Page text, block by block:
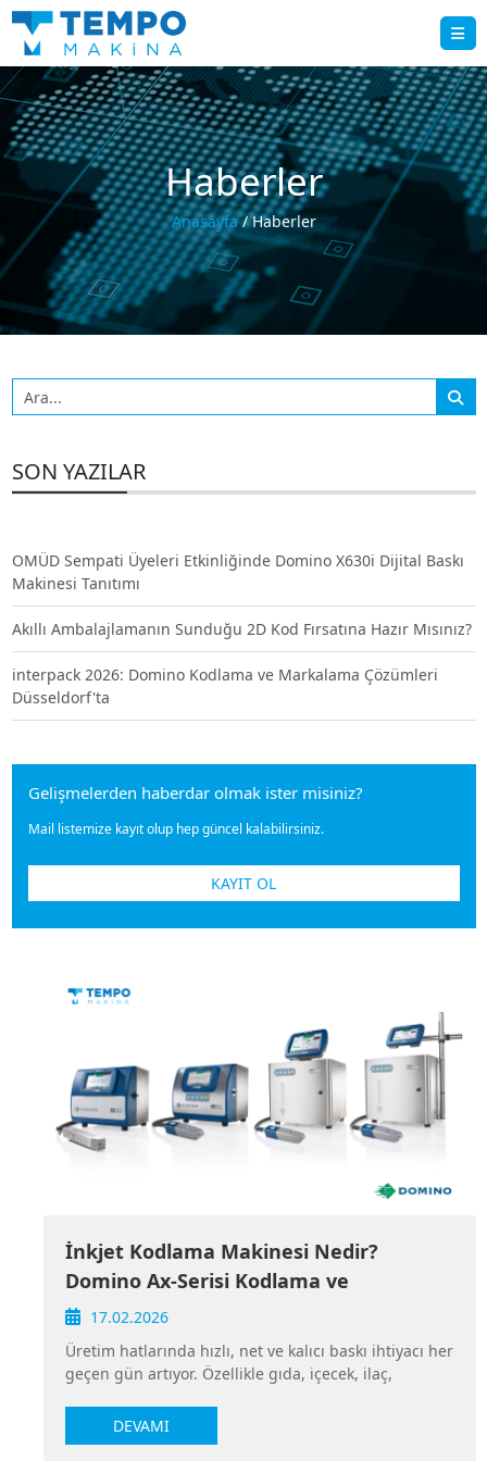
Haberler
Anasayfa/ Haberler
SON YAZILAR
OMÜD Sempati Üyeleri Etkinliğinde Domino X630i Dijital Baskı
Makinesi Tanıtımı
Akıllı Ambalajlamanın Sunduğu 2D Kod Fırsatına Hazır Mısınız?
interpack 2026: Domino Kodlama ve Markalama Çözümleri
Düsseldorf'ta
Gelişmelerden haberdar olmak ister misiniz?
Mail listemize kayıt olup hep güncel kalabilirsiniz.
KAYIT OL
İnkjet Kodlama Makinesi Nedir?
Domino Ax-Serisi Kodlama ve
Markalama Cihazlarının Arasındaki
Farklar
17.02.2026
Üretim hatlarında hızlı, net ve kalıcı baskı ihtiyacı her
geçen gün artıyor. Özellikle gıda, içecek, ilaç,
tarihi, parti numarası, seri numarası ve barkod gibi
bilgilerin doğru şekilde basılması kritik önem taşıyor.
DEVAMI